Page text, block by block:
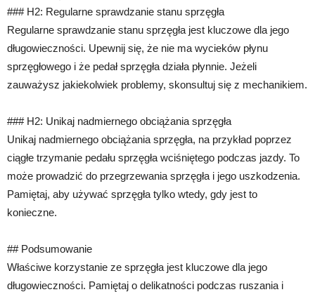
### H2: Regularne sprawdzanie stanu sprzęgła
Regularne sprawdzanie stanu sprzęgła jest kluczowe dla jego
długowieczności. Upewnij się, że nie ma wycieków płynu
sprzęgłowego i że pedał sprzęgła działa płynnie. Jeżeli
zauważysz jakiekolwiek problemy, skonsultuj się z mechanikiem.
### H2: Unikaj nadmiernego obciążania sprzęgła
Unikaj nadmiernego obciążania sprzęgła, na przykład poprzez
ciągłe trzymanie pedału sprzęgła wciśniętego podczas jazdy. To
może prowadzić do przegrzewania sprzęgła i jego uszkodzenia.
Pamiętaj, aby używać sprzęgła tylko wtedy, gdy jest to
konieczne.
## Podsumowanie
Właściwe korzystanie ze sprzęgła jest kluczowe dla jego
długowieczności. Pamiętaj o delikatności podczas ruszania i